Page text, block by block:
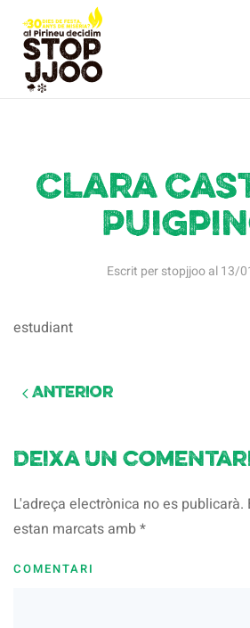
Clara
Escrit perstopjjooal13/
estudiant
Anterior
Deixa un
L'adreça electrònica no es
estan marcats amb*
COMENTARI